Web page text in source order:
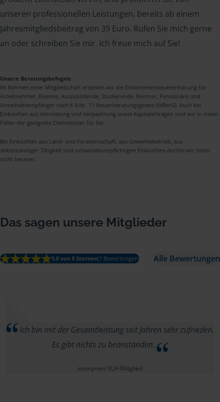
unseren professionellen Leistungen, bereits ab einem
Jahresmitgliedsbeitrag von 39 Euro. Rufen Sie mich gerne
an oder schreiben Sie mir. Ich freue mich auf Sie!
Unsere Beratungsbefugnis
Im Rahmen einer Mitgliedschaft erstellen wir die Einkommensteuererklärung für
Arbeitnehmer, Beamte, Auszubildende, Studierende, Rentner, Pensionäre und
Unterhaltsempfänger nach § 4 Nr. 11 Steuerberatungsgesetz (StBerG). Auch bei
Einkünften aus Vermietung und Verpachtung sowie Kapitalerträgen sind wir in vielen
Fällen der geeignete Dienstleister für Sie.
Bei Einkünften aus Land- und Forstwirtschaft, aus Gewerbebetrieb, aus
selbstständiger Tätigkeit und umsatzsteuerpflichtigen Einkünften dürfen wir leider
nicht beraten.
Das sagen unsere Mitglieder
5.0 von 5 Sternen(1 Bewertungen) Alle Bewertungen
Ich bin mit der Gesamtleistung seit Jahren sehr zufrieden.
Es gibt nichts zu beanstanden.
anonymes VLH-Mitglied